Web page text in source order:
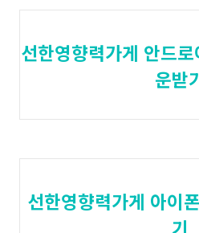
선한영향력가게 안드
운받
선한영향력가게 아이
기